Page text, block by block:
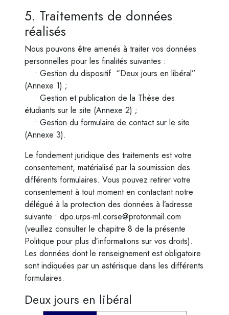
5. Traitements de données
réalisés
Nous pouvons être amenés à traiter vos données
personnelles pour les finalités suivantes :
• Gestion du dispositif “Deux jours en libéral”
(Annexe 1) ;
• Gestion et publication de la Thèse des
étudiants sur le site (Annexe 2) ;
• Gestion du formulaire de contact sur le site
(Annexe 3).
Le fondement juridique des traitements est votre
consentement, matérialisé par la soumission des
différents formulaires. Vous pouvez retirer votre
consentement à tout moment en contactant notre
délégué à la protection des données à l’adresse
suivante : dpo.urps-ml.corse@protonmail.com
(veuillez consulter le chapitre 8 de la présente
Politique pour plus d’informations sur vos droits).
Les données dont le renseignement est obligatoire
sont indiquées par un astérisque dans les différents
formulaires.
Deux jours en libéral